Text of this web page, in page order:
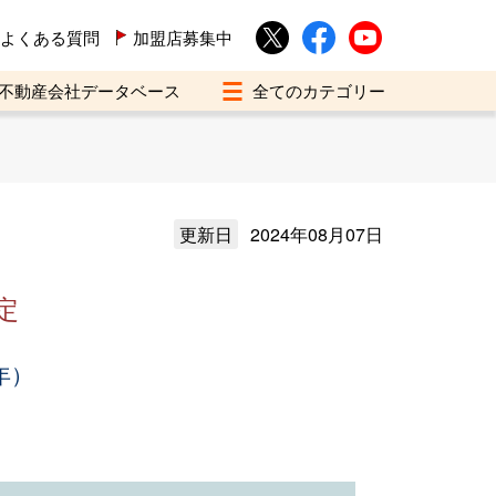
よくある質問 加盟店募集中
動産会社データベース
更新日 2024年08月07日